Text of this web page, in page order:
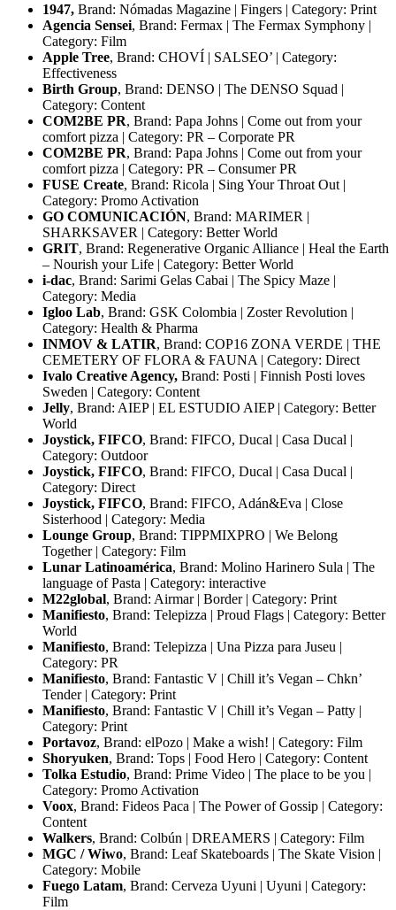
1947, Brand: Nómadas Magazine | Fingers | Category: Print
Agencia Sensei, Brand: Fermax | The Fermax Symphony |
Category: Film
Apple Tree, Brand: CHOVÍ | SALSEO’ | Category:
Effectiveness
Birth Group, Brand: DENSO | The DENSO Squad |
Category: Content
COM2BE PR, Brand: Papa Johns | Come out from your
comfort pizza | Category: PR – Corporate PR
COM2BE PR, Brand: Papa Johns | Come out from your
comfort pizza | Category: PR – Consumer PR
FUSE Create, Brand: Ricola | Sing Your Throat Out |
Category: Promo Activation
GO COMUNICACIÓN, Brand: MARIMER |
SHARKSAVER | Category: Better World
GRIT, Brand: Regenerative Organic Alliance | Heal the Earth
– Nourish your Life | Category: Better World
i-dac, Brand: Sarimi Gelas Cabai | The Spicy Maze |
Category: Media
Igloo Lab, Brand: GSK Colombia | Zoster Revolution |
Category: Health & Pharma
INMOV & LATIR, Brand: COP16 ZONA VERDE | THE
CEMETERY OF FLORA & FAUNA | Category: Direct
Ivalo Creative Agency, Brand: Posti | Finnish Posti loves
Sweden | Category: Content
Jelly, Brand: AIEP | EL ESTUDIO AIEP | Category: Better
World
Joystick, FIFCO, Brand: FIFCO, Ducal | Casa Ducal |
Category: Outdoor
Joystick, FIFCO, Brand: FIFCO, Ducal | Casa Ducal |
Category: Direct
Joystick, FIFCO, Brand: FIFCO, Adán&Eva | Close
Sisterhood | Category: Media
Lounge Group, Brand: TIPPMIXPRO | We Belong
Together | Category: Film
Lunar Latinoamérica, Brand: Molino Harinero Sula | The
language of Pasta | Category: interactive
M22global, Brand: Airmar | Border | Category: Print
Manifiesto, Brand: Telepizza | Proud Flags | Category: Better
World
Manifiesto, Brand: Telepizza | Una Pizza para Juseu |
Category: PR
Manifiesto, Brand: Fantastic V | Chill it’s Vegan – Chkn’
Tender | Category: Print
Manifiesto, Brand: Fantastic V | Chill it’s Vegan – Patty |
Category: Print
Portavoz, Brand: elPozo | Make a wish! | Category: Film
Shoryuken, Brand: Tops | Food Hero | Category: Content
Tolka Estudio, Brand: Prime Video | The place to be you |
Category: Promo Activation
Voox, Brand: Fideos Paca | The Power of Gossip | Category:
Content
Walkers, Brand: Colbún | DREAMERS | Category: Film
MGC / Wiwo, Brand: Leaf Skateboards | The Skate Vision |
Category: Mobile
Fuego Latam, Brand: Cerveza Uyuni | Uyuni | Category:
Film